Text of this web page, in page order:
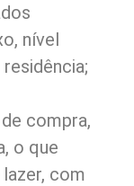
nível
compra,
o que
com